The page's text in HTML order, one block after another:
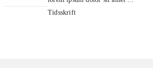
Tidsskrift